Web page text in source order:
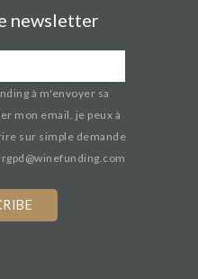
newsletter
à m'envoyer sa
mon email. je peux à
sur simple demande